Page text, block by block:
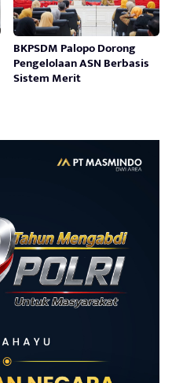
BKPSDM Palopo Dorong
Pengelolaan ASN Berbasis
Sistem Merit